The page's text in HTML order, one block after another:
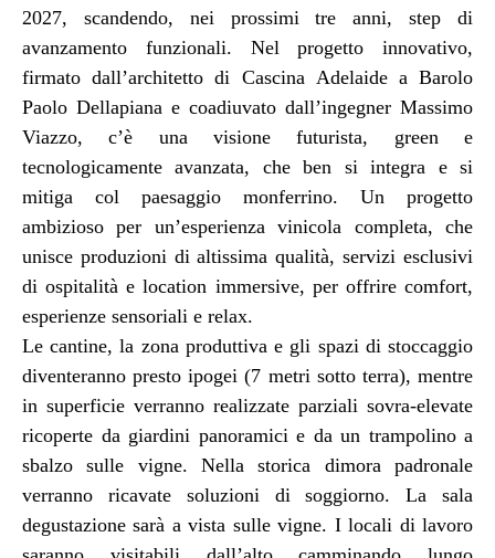
2027, scandendo, nei prossimi tre anni, step di
avanzamento funzionali. Nel progetto innovativo,
firmato dall’architetto di Cascina Adelaide a Barolo
Paolo Dellapiana e coadiuvato dall’ingegner Massimo
Viazzo, c’è una visione futurista, green e
tecnologicamente avanzata, che ben si integra e si
mitiga col paesaggio monferrino. Un progetto
ambizioso per un’esperienza vinicola completa, che
unisce produzioni di altissima qualità, servizi esclusivi
di ospitalità e location immersive, per offrire comfort,
esperienze sensoriali e relax.
Le cantine, la zona produttiva e gli spazi di stoccaggio
diventeranno presto ipogei (7 metri sotto terra), mentre
in superficie verranno realizzate parziali sovra-elevate
ricoperte da giardini panoramici e da un trampolino a
sbalzo sulle vigne. Nella storica dimora padronale
verranno ricavate soluzioni di soggiorno. La sala
degustazione sarà a vista sulle vigne. I locali di lavoro